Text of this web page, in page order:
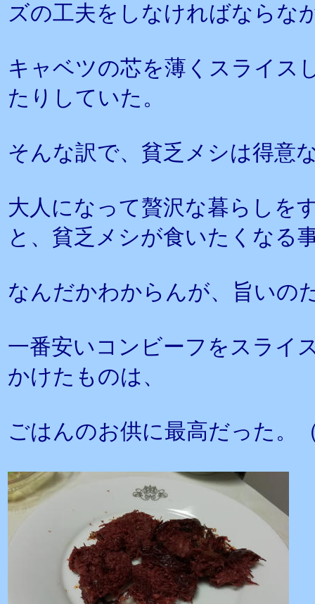
ズの工夫をしなければならな
キャベツの芯を薄くスライス
たりしていた。
そんな訳で、貧乏メシは得意
大人になって贅沢な暮らしを
と、貧乏メシが食いたくなる
なんだかわからんが、旨いの
一番安いコンビーフをスライ
かけたものは、
ごはんのお供に最高だった。